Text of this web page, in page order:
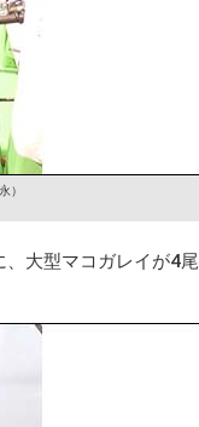
）
大型マコガレイが4尾